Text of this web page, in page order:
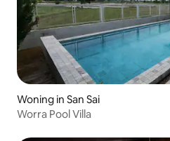
Woning in San Sai
Worra Pool Villa